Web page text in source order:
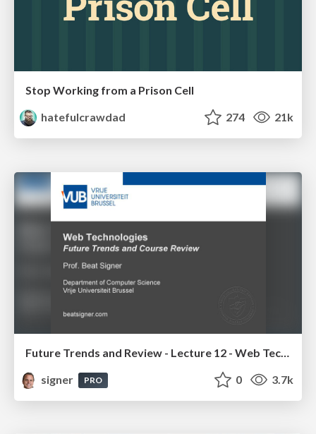
Stop Working from a Prison Cell
hatefulcrawdad
274 21k
Future Trends and Review - Lecture 12 - Web Technologies (1019888BNR)
signer
PRO 0 3.7k